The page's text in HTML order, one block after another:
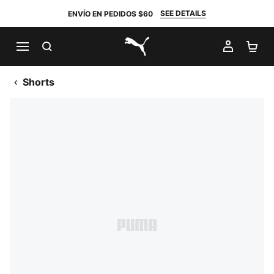
ENVÍO EN PEDIDOS $60 SEE DETAILS
PUMA.com
MI
Shorts